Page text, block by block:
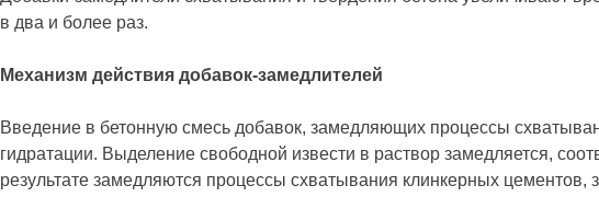
в два и более раз.
Механизм действия добавок-замедлителей
Введение в бетонную смесь добавок, замедляющих процессы
гидратации. Выделение свободной извести в раствор замедляется,
результате замедляются процессы схватывания клинкерных цементов,